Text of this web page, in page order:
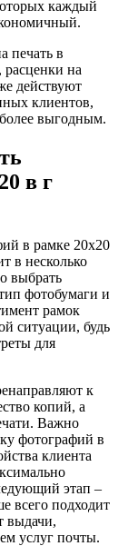
каждый
печать в
на
действуют
клиентов,
выгодным.
в г
в рамке 20х20
в несколько
выбрать
фотобумаги и
рамок
ситуации, будь
для
к
копий, а
Важно
фотографий в
клиента
этап –
всего подходит
выдачи,
услуг почты.